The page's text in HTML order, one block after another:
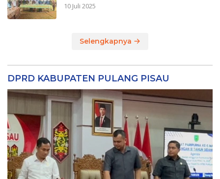
10 Juli 2025
Selengkapnya
DPRD KABUPATEN PULANG PISAU